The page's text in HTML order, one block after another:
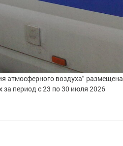
атмосферного воздуха" размещена
период с 23 по 30 июля 2026